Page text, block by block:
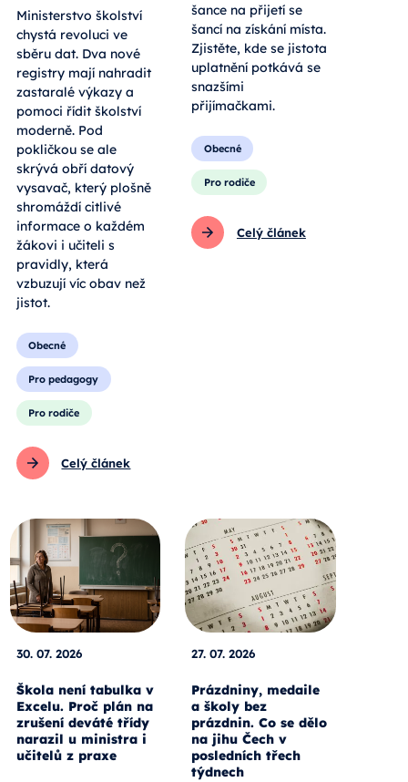
Ministerstvo školství
chystá revoluci ve
sběru dat. Dva nové
registry mají nahradit
zastaralé výkazy a
pomoci řídit školství
moderně. Pod
pokličkou se ale
skrývá obří datový
vysavač, který plošně
shromáždí citlivé
informace o každém
žákovi i učiteli s
pravidly, která
vzbuzují víc obav než
jistot.
Obecné
Pro pedagogy
Pro rodiče
Celý článek
šance na přijetí se
šancí na získání místa.
Zjistěte, kde se jistota
uplatnění potkává se
snazšími
přijímačkami.
Obecné
Pro rodiče
Celý článek
30. 07. 2026
Škola není tabulka v
Excelu. Proč plán na
zrušení deváté třídy
narazil u ministra i
učitelů z praxe
27. 07. 2026
Prázdniny, medaile
a školy bez
prázdnin. Co se dělo
na jihu Čech v
posledních třech
týdnech